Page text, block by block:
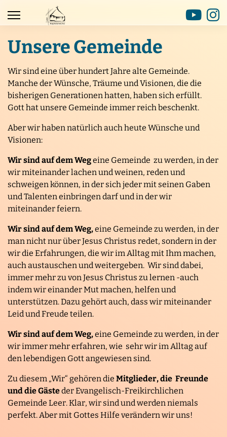
Unsere Gemeinde
Wir sind eine über hundert Jahre alte Gemeinde.
Manche der Wünsche, Träume und Visionen, die die
bisherigen Generationen hatten, haben sich erfüllt.
Gott hat unsere Gemeinde immer reich beschenkt.
Aber wir haben natürlich auch heute Wünsche und
Visionen:
Wir sind auf dem Wegeine Gemeinde zu werden, in der
wir miteinander lachen und weinen, reden und
schweigen können, in der sich jeder mit seinen Gaben
und Talenten einbringen darf und in der wir
miteinander feiern.
Wir sind auf dem Weg,eine Gemeinde zu werden, in der
man nicht nur über Jesus Christus redet, sondern in der
wir die Erfahrungen, die wir im Alltag mit Ihm machen,
auch austauschen und weitergeben. Wir sind dabei,
immer mehr zu von Jesus Christus zu lernen -auch
indem wir einander Mut machen, helfen und
unterstützen. Dazu gehört auch, dass wir miteinander
Leid und Freude teilen.
Wir sind auf dem Weg,eine Gemeinde zu werden, in der
wir immer mehr erfahren, wie sehr wir im Alltag auf
den lebendigen Gott angewiesen sind.
Zu diesem „Wir“ gehören die Mitglieder, die Freunde
und die Gästeder Evangelisch-Freikirchlichen
Gemeinde Leer. Klar, wir sind und werden niemals
perfekt. Aber mit Gottes Hilfe verändern wir uns!